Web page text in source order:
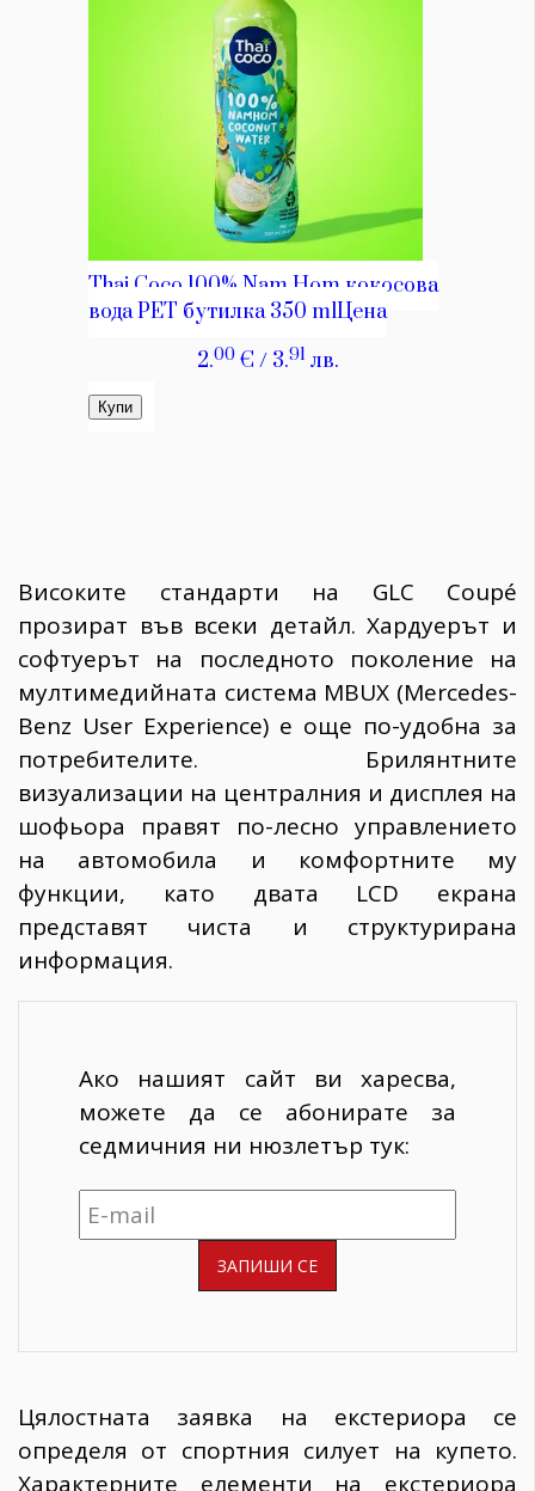
Високите стандарти на GLC Coupé
прозират във всеки детайл. Хардуерът и
софтуерът на последното поколение на
мултимедийната система MBUX (Mercedes-
Benz User Experience) е още по-удобна за
потребителите. Брилянтните
визуализации на централния и дисплея на
шофьора правят по-лесно управлението
на автомобила и комфортните му
функции, като двата LCD екрана
представят чиста и структурирана
информация.
Ако нашият сайт ви харесва,
можете да се абонирате за
седмичния ни нюзлетър тук:
Цялостната заявка на екстериора се
определя от спортния силует на купето.
Характерните елементи на екстериора